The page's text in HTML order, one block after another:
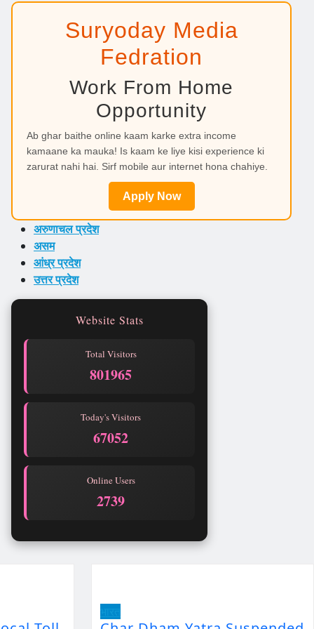
Suryoday Media
Fedration
Work From Home
Opportunity
Ab ghar baithe online kaam karke extra income
kamaane ka mauka! Is kaam ke liye kisi experience ki
zarurat nahi hai. Sirf mobile aur internet hona chahiye.
Apply Now
अरुणाचल प्रदेश
असम
आंध्र प्रदेश
उत्तर प्रदेश
Website Stats
Total Visitors
801965
Today's Visitors
67052
Online Users
2739